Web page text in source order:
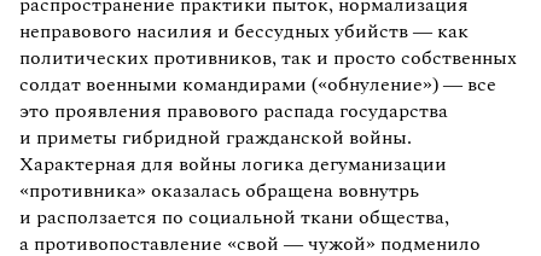
неправового насилия и бессудных убийств — как
политических противников, так и просто собственных
солдат военными командирами («обнуление») — все
это проявления правового распада государства
и приметы гибридной гражданской войны.
Характерная для войны логика дегуманизации
«противника» оказалась обращена вовнутрь
и расползается по социальной ткани общества,
а противопоставление «свой — чужой» подменило